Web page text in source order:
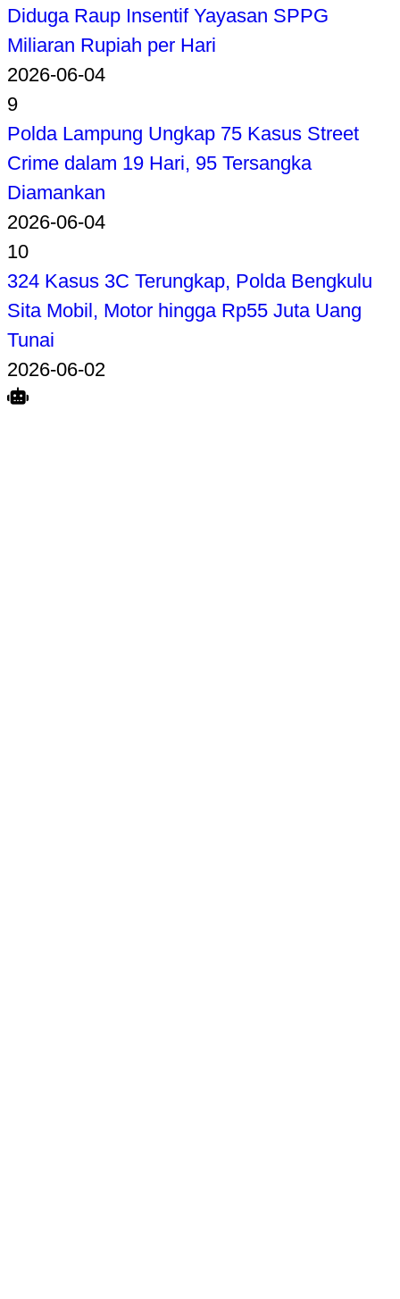
Diduga Raup Insentif Yayasan SPPG
Miliaran Rupiah per Hari
2026-06-04
9
Polda Lampung Ungkap 75 Kasus Street
Crime dalam 19 Hari, 95 Tersangka
Diamankan
2026-06-04
10
324 Kasus 3C Terungkap, Polda Bengkulu
Sita Mobil, Motor hingga Rp55 Juta Uang
Tunai
2026-06-02